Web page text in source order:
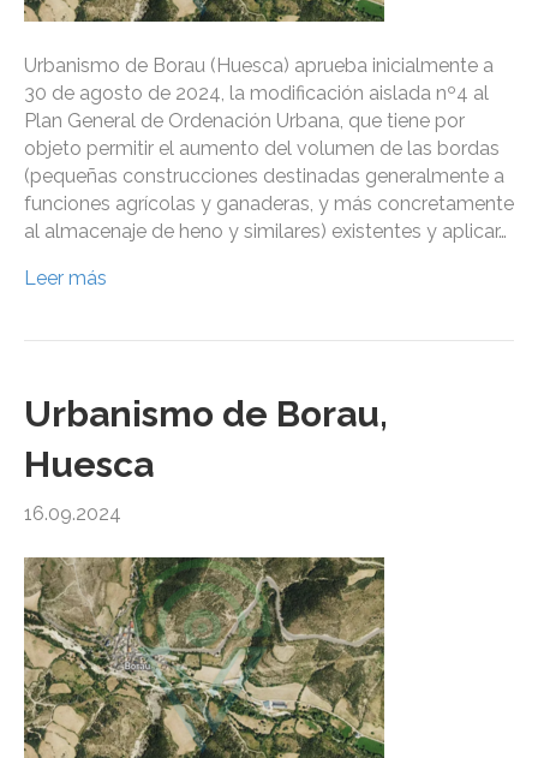
Urbanismo de Borau (Huesca) aprueba inicialmente a
30 de agosto de 2024, la modificación aislada nº4 al
Plan General de Ordenación Urbana, que tiene por
objeto permitir el aumento del volumen de las bordas
(pequeñas construcciones destinadas generalmente a
funciones agrícolas y ganaderas, y más concretamente
al almacenaje de heno y similares) existentes y aplicar…
Leer más
Urbanismo de Borau,
Huesca
16.09.2024